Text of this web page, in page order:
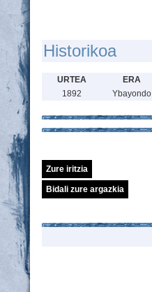
Historikoa
URTEA ERA
1892
Ybayondo
Zure iritzia
Bidali zure argazkia